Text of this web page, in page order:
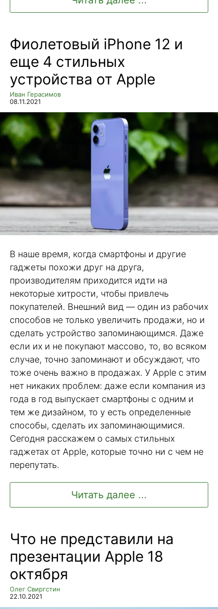
Фиолетовый iPhone 12 и
еще 4 стильных
устройства от Apple
Иван Герасимов
08.11.2021
В наше время, когда смартфоны и другие
гаджеты похожи друг на друга,
производителям приходится идти на
некоторые хитрости, чтобы привлечь
покупателей. Внешний вид — один из рабочих
способов не только увеличить продажи, но и
сделать устройство запоминающимся. Даже
если их и не покупают массово, то, во всяком
случае, точно запоминают и обсуждают, что
тоже очень важно в продажах. У Apple с этим
нет никаких проблем: даже если компания из
года в год выпускает смартфоны с одним и
тем же дизайном, то у есть определенные
способы, сделать их запоминающимися.
Сегодня расскажем о самых стильных
гаджетах от Apple, которые точно ни с чем не
перепутать.
Читать далее ...
Что не представили на
презентации Apple 18
октября
Олег Свиргстин
22.10.2021